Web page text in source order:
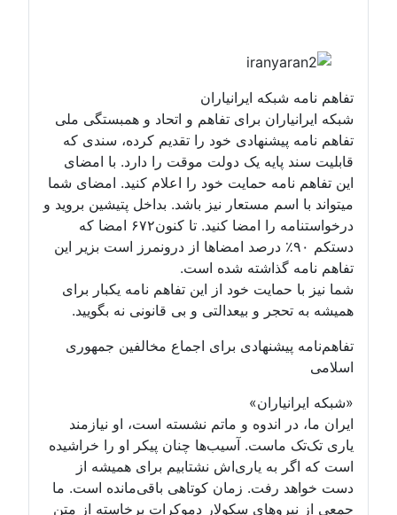
تفاهم نامه شبکه ایرانیاران
شبکه ایرانیاران برای تفاهم و اتحاد و همبستگی ملی
تفاهم نامه پیشنهادی خود را تقدیم کرده، سندی که
قابلیت سند پایه یک دولت موقت را دارد. با امضای
این تفاهم نامه حمایت خود را اعلام کنید. امضای شما
میتواند با اسم مستعار نیز باشد. بداخل پتیشین بروید و
درخواستنامه را امضا کنید. تا کنون۶۷۲ امضا که
دستکم ۹۰٪ درصد امضاها از درونمرز است بزیر این
تفاهم نامه گذاشته شده است.
شما نیز با حمایت خود از این تفاهم نامه یکبار برای
همیشه به تحجر و بیعدالتی و بی قانونی نه بگویید.
تفاهم‌نامه پیشنهادی برای اجماع مخالفین جمهوری
اسلامی
«شبکه ایرانیاران»
ایران ما، در اندوه و ماتم نشسته است، او نیازمند
یاری تک‌تک ماست. آسیب‌ها چنان پیکر او را خراشیده
است که اگر به یاری‌اش نشتابیم برای همیشه از
دست خواهد رفت. زمان کوتاهی باقی‌مانده است. ما
جمعی از نیروهای سکولار دموکرات برخاسته از متن